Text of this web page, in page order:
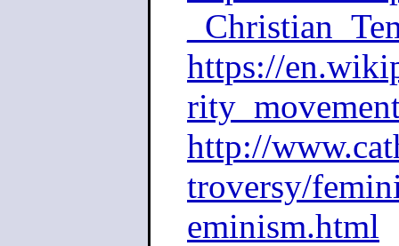
https://
http://
troversy/
eminism.html